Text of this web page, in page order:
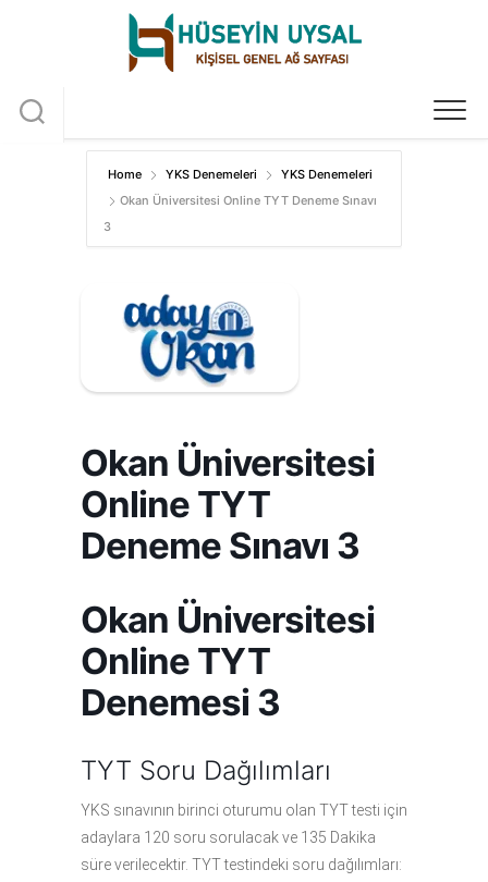
Home YKS Denemeleri
YKS Denemeleri
Okan Üniversitesi Online TYT Deneme Sınavı
3
Okan Üniversitesi
Online TYT
Deneme Sınavı 3
Okan Üniversitesi
Online TYT
Denemesi 3
TYT Soru Dağılımları
YKS sınavının birinci oturumu olan TYT testi için
adaylara 120 soru sorulacak ve 135 Dakika
süre verilecektir. TYT testindeki soru dağılımları: